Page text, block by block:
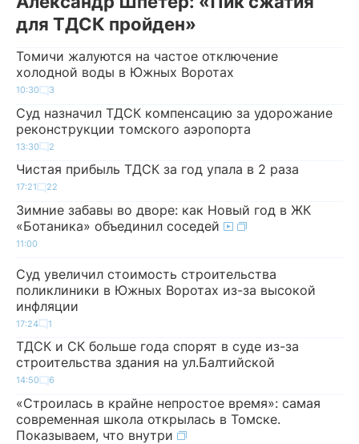
для ТДСК пройден»
Томичи жалуются на частое отключение
холодной воды в Южных Воротах
10:30 3
Суд назначил ТДСК компенсацию за удорожание
реконструкции томского аэропорта
13:30 2
Чистая прибыль ТДСК за год упала в 2 раза
17:21 22
Зимние забавы во дворе: как Новый год в ЖК
«Ботаника» объединил соседей
11:00
Суд увеличил стоимость строительства
поликлиники в Южных Воротах из-за высокой
инфляции
17:24 1
ТДСК и СК больше года спорят в суде из-за
строительства здания на ул.Балтийской
14:50 6
«Строилась в крайне непростое время»: самая
современная школа открылась в Томске.
Показываем, что внутри